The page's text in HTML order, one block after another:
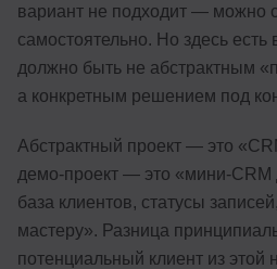
вариант не подходит — можно
самостоятельно. Но здесь
должно быть не абстрактным
а конкретным решением под
Абстрактный проект — это
демо-проект — это «мини-CRM
база клиентов, статусы
мастеру». Разница
потенциальный клиент из этой